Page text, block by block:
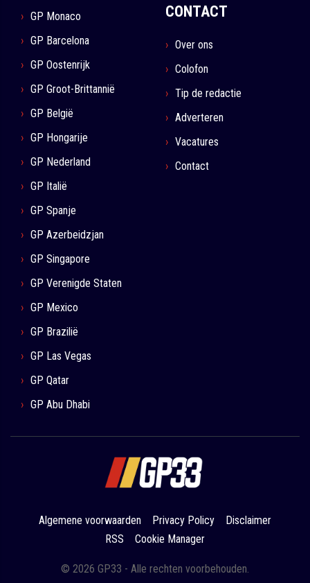
GP Monaco
GP Barcelona
GP Oostenrijk
GP Groot-Brittannië
GP België
GP Hongarije
GP Nederland
GP Italië
GP Spanje
GP Azerbeidzjan
GP Singapore
GP Verenigde Staten
GP Mexico
GP Brazilië
GP Las Vegas
GP Qatar
GP Abu Dhabi
CONTACT
Over ons
Colofon
Tip de redactie
Adverteren
Vacatures
Contact
Algemene voorwaarden Privacy Policy
Disclaimer
RSS
Cookie Manager
© 2026 GP33 - Alle rechten voorbehouden.